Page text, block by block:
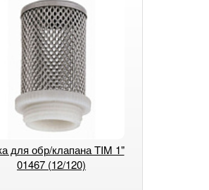
для обр/клапана TIM 1"
01467 (12/120)